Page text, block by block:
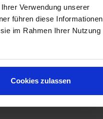
Verwendung unserer
führen diese Informationen
im Rahmen Ihrer Nutzung
Cookies zulassen